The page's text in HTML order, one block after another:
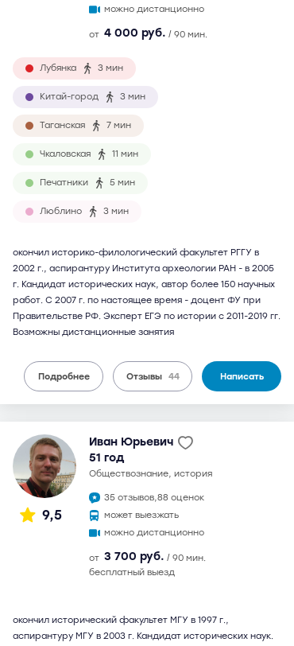
можно дистанционно
от 4 000 руб. / 90 мин.
Лубянка 3 мин
Китай-город 3 мин
Таганская 7 мин
Чкаловская 11 мин
Печатники 5 мин
Люблино 3 мин
окончил историко-филологический факультет РГГУ в
2002 г., аспирантуру Института археологии РАН - в 2005
г. Кандидат исторических наук, автор более 150 научных
работ. С 2007 г. по настоящее время - доцент ФУ при
Правительстве РФ. Эксперт ЕГЭ по истории с 2011-2019 гг.
Возможны дистанционные занятия
Подробнее Отзывы 44 Написать
9,5
Иван Юрьевич
51 год
обществознание, история
35 отзывов,88 оценок
может выезжать
можно дистанционно
от 3 700 руб. / 90 мин.
бесплатный выезд
окончил исторический факультет МГУ в 1997 г.,
аспирантуру МГУ в 2003 г. Кандидат исторических наук.